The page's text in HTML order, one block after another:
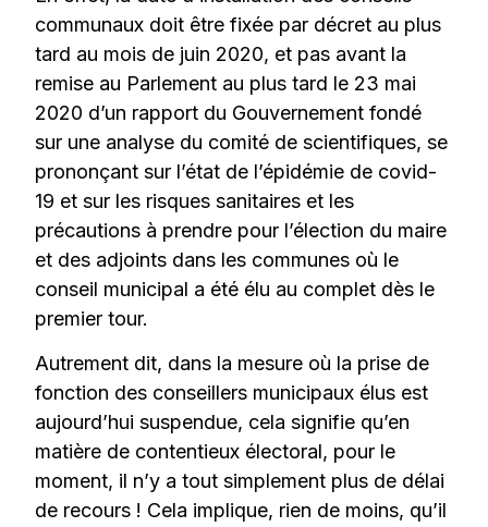
communaux doit être fixée par décret au plus
tard au mois de juin 2020, et pas avant la
remise au Parlement au plus tard le 23 mai
2020 d’un rapport du Gouvernement fondé
sur une analyse du comité de scientifiques, se
prononçant sur l’état de l’épidémie de covid-
19 et sur les risques sanitaires et les
précautions à prendre pour l’élection du maire
et des adjoints dans les communes où le
conseil municipal a été élu au complet dès le
premier tour.
Autrement dit, dans la mesure où la prise de
fonction des conseillers municipaux élus est
aujourd’hui suspendue, cela signifie qu’en
matière de contentieux électoral, pour le
moment, il n’y a tout simplement plus de délai
de recours ! Cela implique, rien de moins, qu’il